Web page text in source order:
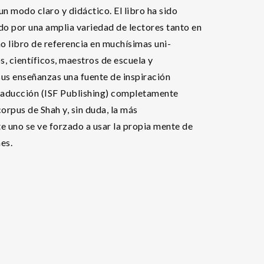
modo claro y didáctico. El libro ha sido
por una amplia variedad de lectores tanto en
libro de referencia en muchísimas uni-
científicos, maestros de escuela y
enseñanzas una fuente de inspiración
(ISF Publishing) completamente
de Shah y, sin duda, la más
se ve forzado a usar la propia mente de